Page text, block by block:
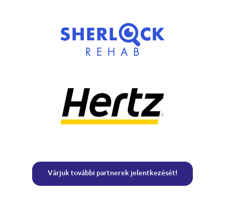
Várjuk további partnerek jelentkezését!